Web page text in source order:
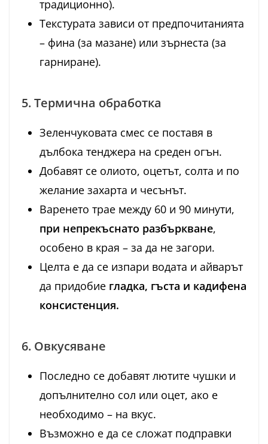
традиционно).
Текстурата зависи от предпочитанията
– фина (за мазане) или зърнеста (за
гарниране).
5. Термична обработка
Зеленчуковата смес се поставя в
дълбока тенджера на среден огън.
Добавят се олиото, оцетът, солта и по
желание захарта и чесънът.
Варенето трае между 60 и 90 минути,
при непрекъснато разбъркване,
особено в края – за да не загори.
Целта е да се изпари водата и айварът
да придобие гладка, гъста и кадифена
консистенция.
6. Овкусяване
Последно се добавят лютите чушки и
допълнително сол или оцет, ако е
необходимо – на вкус.
Възможно е да се сложат подправки